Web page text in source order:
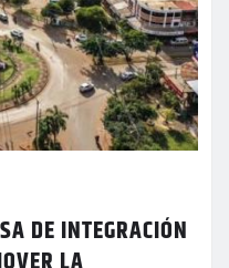
DE INTEGRACIÓN